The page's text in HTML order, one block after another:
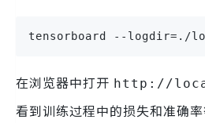
tensorboard --logdir=./
在浏览器中打开 http://
看到训练过程中的损失和准确率